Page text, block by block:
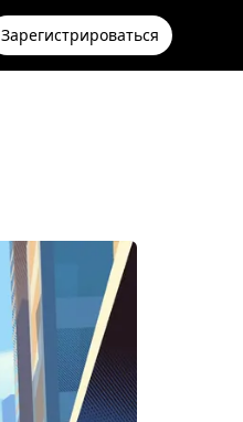
Зарегистрироваться